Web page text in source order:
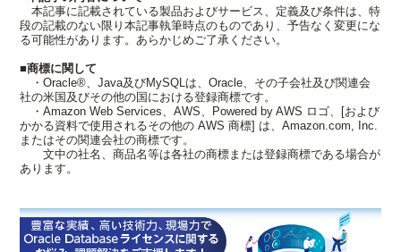
本記事に記載されている製品およびサービス、定義及び条件は、特
段の記載のない限り本記事執筆時点のものであり、予告なく変更にな
る可能性があります。あらかじめご了承ください。
■商標に関して
・Oracle®、Java及びMySQLは、Oracle、その子会社及び関連会
社の米国及びその他の国における登録商標です。
・Amazon Web Services、AWS、Powered by AWS ロゴ、[および
かかる資料で使用されるその他の AWS 商標] は、Amazon.com, Inc.
またはその関連会社の商標です。
文中の社名、商品名等は各社の商標または登録商標である場合が
あります。